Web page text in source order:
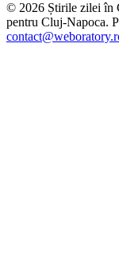
© 2026 Știrile zilei în
pentru Cluj-Napoca.